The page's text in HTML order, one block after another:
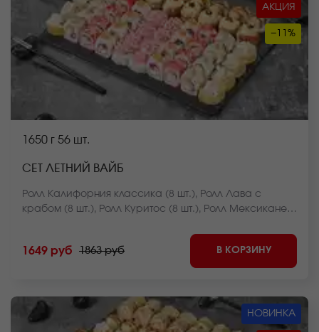
АКЦИЯ
−11%
1650 г 56 шт.
СЕТ ЛЕТНИЙ ВАЙБ
Ролл Калифорния классика (8 шт.), Ролл Лава с
крабом (8 шт.), Ролл Куритос (8 шт.), Ролл Мексиканец
Чесночный цезарь ролл (8 шт.), Ролл Оливье темпура
(8 шт.) *Внешний вид блюда может отличаться от фото
1649 руб 1863 руб В КОРЗИНУ
НОВИНКА